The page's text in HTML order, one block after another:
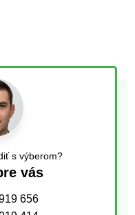
s výberom?
vás
656